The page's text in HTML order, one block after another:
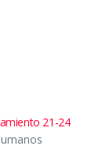
21-24